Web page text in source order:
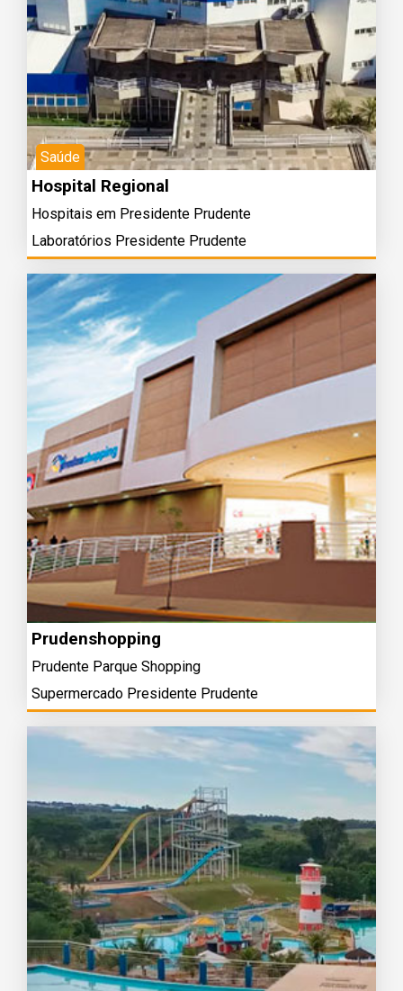
Saúde
Hospital Regional
Hospitais em Presidente Prudente
Laboratórios Presidente Prudente
Prudenshopping
Prudente Parque Shopping
Supermercado Presidente Prudente